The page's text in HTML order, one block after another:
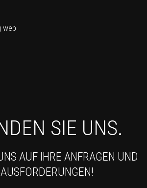
SIE UNS.
AUF IHRE ANFRAGEN UND